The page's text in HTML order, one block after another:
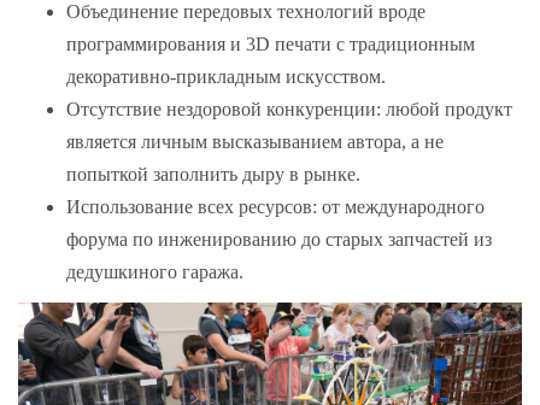
Объединение передовых технологий вроде
программирования и 3D печати с традиционным
декоративно-прикладным искусством.
Отсутствие нездоровой конкуренции: любой продукт
является личным высказыванием автора, а не
попыткой заполнить дыру в рынке.
Использование всех ресурсов: от международного
форума по инженированию до старых запчастей из
дедушкиного гаража.